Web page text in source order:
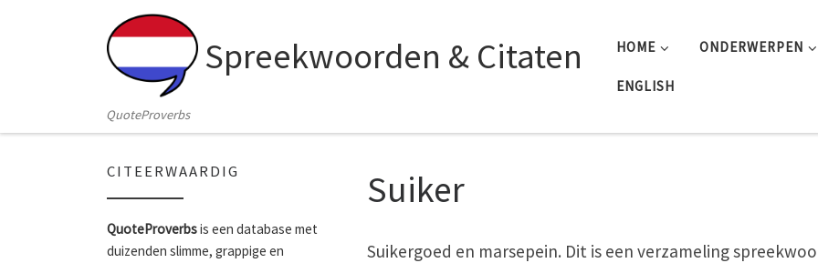
Skip to content
Spreekwoorden & Citaten
QuoteProverbs
HOME ONDERWERPEN
ENGLISH
Suiker
Suikergoed en marsepein. Dit is een verzameling
CITEERWAARDIG
QuoteProverbsis een database met
duizenden slimme, grappige en